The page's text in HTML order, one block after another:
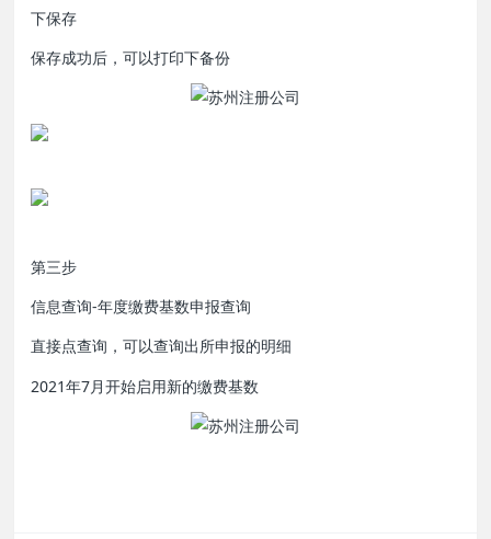
下保存
保存成功后，可以打印下备份
第三步
信息查询-年度缴费基数申报查询
直接点查询，可以查询出所申报的明细
2021年7月开始启用新的缴费基数